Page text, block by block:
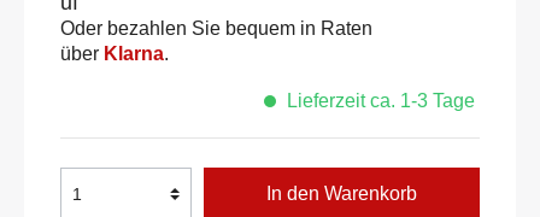
Oder bezahlen Sie bequem in Raten
über Klarna.
Lieferzeit ca. 1-3 Tage
In den Warenkorb